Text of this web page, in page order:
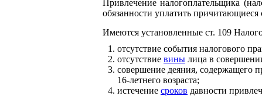
Привлечение налогоплательщика
обязанности уплатить
Имеются установленные ст. 109
отсутствие события налогового
отсутствие вины лица в
совершение деяния, содержащего
16-летнего возраста;
истечение сроков давности